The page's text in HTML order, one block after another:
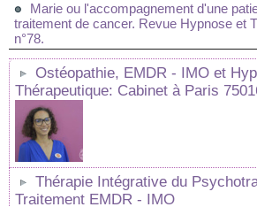
Marie ou l'accompagnement d'une
traitement de cancer. Revue Hypnose et
n°78.
Ostéopathie, EMDR - IMO et
Thérapeutique: Cabinet à Paris
Thérapie Intégrative du
Traitement EMDR - IMO